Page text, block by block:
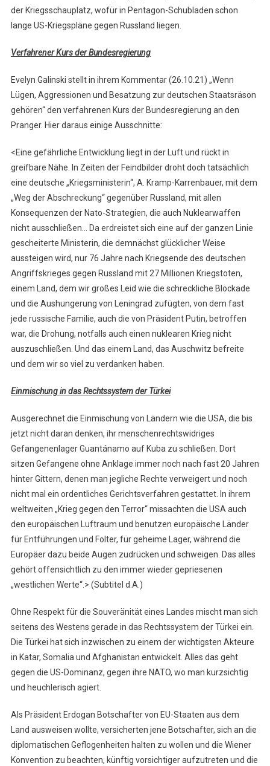
der Kriegsschauplatz, wofür in Pentagon-Schubladen schon
lange US-Kriegspläne gegen Russland liegen.
Verfahrener Kurs der Bundesregierung
Evelyn Galinski stellt in ihrem Kommentar (26.10.21) „Wenn
Lügen, Aggressionen und Besatzung zur deutschen Staatsräson
gehören“ den verfahrenen Kurs der Bundesregierung an den
Pranger. Hier daraus einige Ausschnitte:
<Eine gefährliche Entwicklung liegt in der Luft und rückt in
greifbare Nähe. In Zeiten der Feindbilder droht doch tatsächlich
eine deutsche „Kriegsministerin“, A. Kramp-Karrenbauer, mit dem
„Weg der Abschreckung“ gegenüber Russland, mit allen
Konsequenzen der Nato-Strategien, die auch Nuklearwaffen
nicht ausschließen… Da erdreistet sich eine auf der ganzen Linie
gescheiterte Ministerin, die demnächst glücklicher Weise
aussteigen wird, nur 76 Jahre nach Kriegsende des deutschen
Angriffskrieges gegen Russland mit 27 Millionen Kriegstoten,
einem Land, dem wir großes Leid wie die schreckliche Blockade
und die Aushungerung von Leningrad zufügten, von dem fast
jede russische Familie, auch die von Präsident Putin, betroffen
war, die Drohung, notfalls auch einen nuklearen Krieg nicht
auszuschließen. Und das einem Land, das Auschwitz befreite
und dem wir so viel zu verdanken haben.
Einmischung in das Rechtssystem der Türkei
Ausgerechnet die Einmischung von Ländern wie die USA, die bis
jetzt nicht daran denken, ihr menschenrechtswidriges
Gefangenenlager Guantánamo auf Kuba zu schließen. Dort
sitzen Gefangene ohne Anklage immer noch nach fast 20 Jahren
hinter Gittern, denen man jegliche Rechte verweigert und noch
nicht mal ein ordentliches Gerichtsverfahren gestattet. In ihrem
weltweiten „Krieg gegen den Terror“ missachten die USA auch
den europäischen Luftraum und benutzen europäische Länder
für Entführungen und Folter, für geheime Lager, während die
Europäer dazu beide Augen zudrücken und schweigen. Das alles
gehört offensichtlich zu den immer wieder gepriesenen
„westlichen Werte“.> (Subtitel d.A.)
Ohne Respekt für die Souveränität eines Landes mischt man sich
seitens des Westens gerade in das Rechtssystem der Türkei ein.
Die Türkei hat sich inzwischen zu einem der wichtigsten Akteure
in Katar, Somalia und Afghanistan entwickelt. Alles das geht
gegen die US-Dominanz, gegen ihre NATO, wo man kurzsichtig
und heuchlerisch agiert.
Als Präsident Erdogan Botschafter von EU-Staaten aus dem
Land ausweisen wollte, versicherten jene Botschafter, sich an die
diplomatischen Geflogenheiten halten zu wollen und die Wiener
Konvention zu beachten, künftig vorsichtiger aufzutreten und die